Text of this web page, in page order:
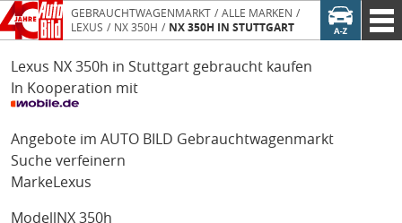
GEBRAUCHTWAGENMARKT
ALLE MARKEN
LEXUS
NX 350H NX 350H IN STUTTGART
Lexus NX 350h in Stuttgart gebraucht kaufen
In Kooperation mit
Angebote im AUTO BILD Gebrauchtwagenmarkt
Suche verfeinern
MarkeLexus
Modell NX 350h